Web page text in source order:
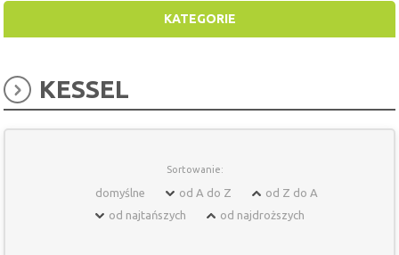
KATEGORIE
KESSEL
Sortowanie:
domyślne od A do Z
od Z do A
od najtańszych
od najdroższych